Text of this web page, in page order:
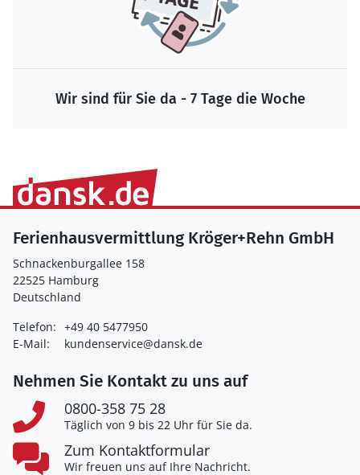
Wir sind für Sie da - 7 Tage die Woche
Ferienhausvermittlung Kröger+Rehn GmbH
Schnackenburgallee 158
22525 Hamburg
Deutschland
Telefon: +49 40 5477950
E-Mail:
kundenservice@dansk.de
Nehmen Sie Kontakt zu uns auf
0800-358 75 28
Täglich von 9 bis 22 Uhr für Sie da.
Zum Kontaktformular
Wir freuen uns auf Ihre Nachricht.